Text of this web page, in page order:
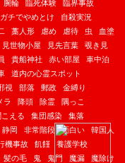
腕輪 臨死体験
臨界事故
チでやめとけ
自殺実況
藁人形 虐め 虐待 虫
血塗
見世物小屋 見先言葉
覗き見
貴船神社 赤い部屋
車中泊
道内の心霊スポット
視 部落 郵政
金縛り
ラ 降頭 除霊
隅っこ
える 集団感染
集落
静岡 非常階段 面白い
韓国人
機事故 飢饉
養護学校
髪の毛 鬼 鬼門 魔漏 魔除け